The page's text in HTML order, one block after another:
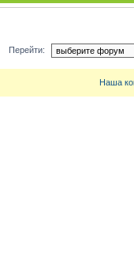
Перейти:
Наша